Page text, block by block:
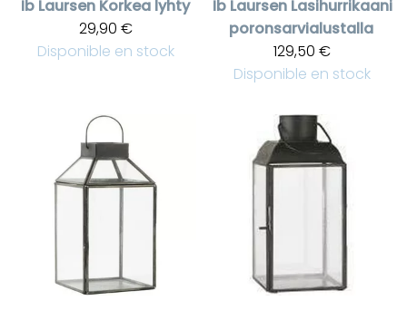
Ib Laursen Korkea lyhty
29,90 €
Disponible en stock
Ib Laursen Lasihurrikaani
poronsarvialustalla
129,50 €
Disponible en stock